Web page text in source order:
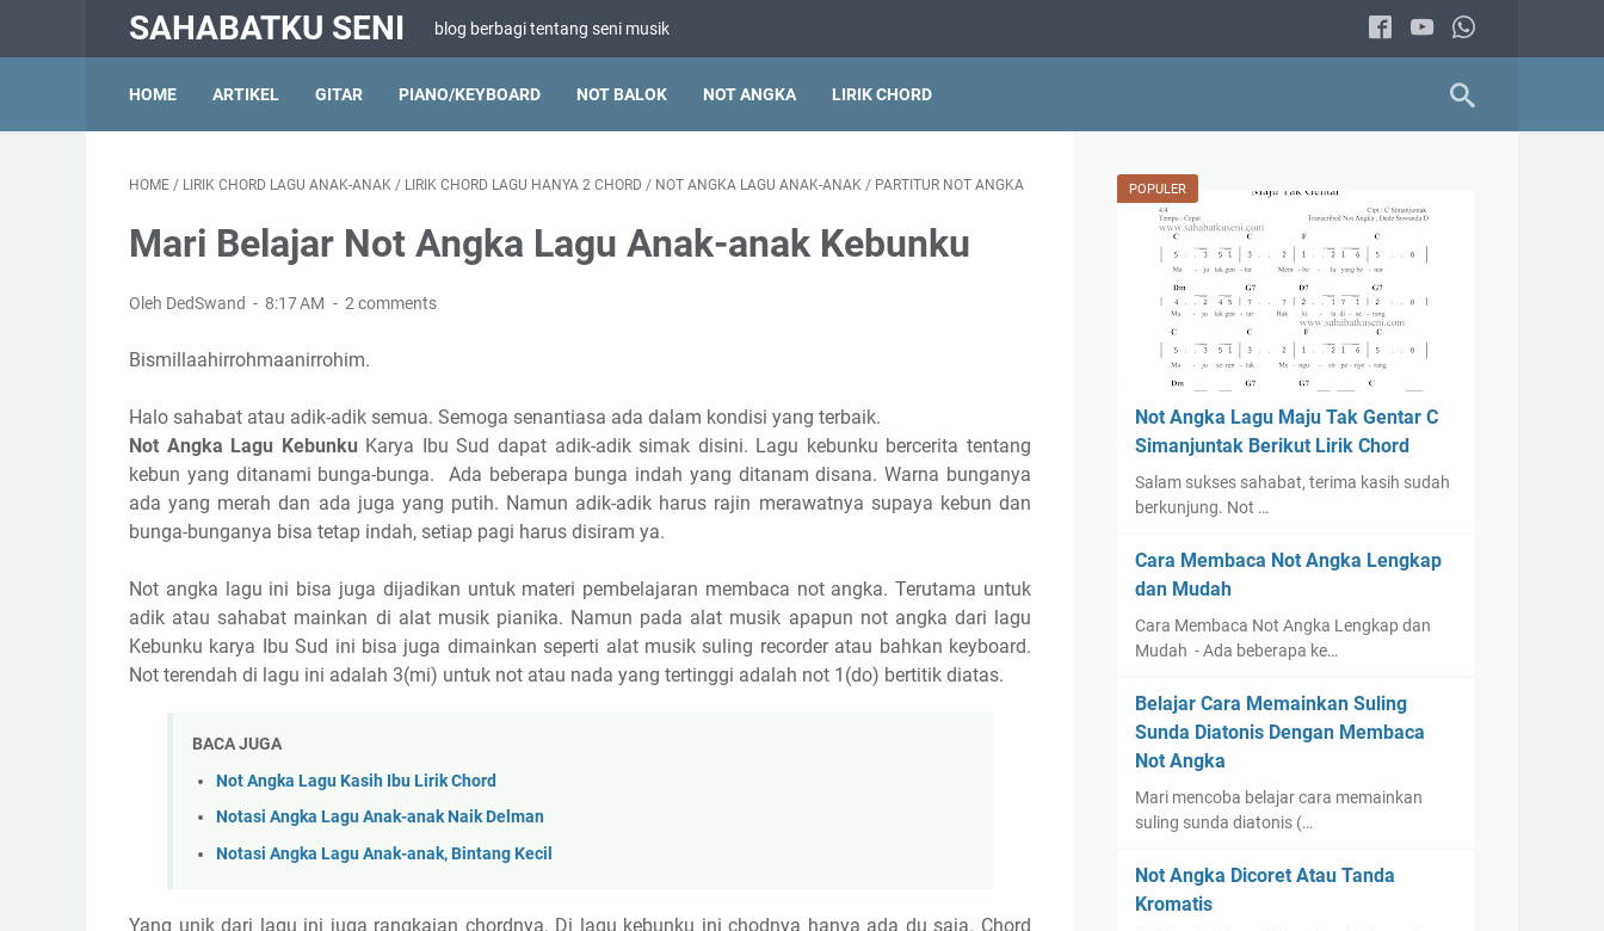
SAHABATKU SENI blog berbagi tentang seni musik
HOME ARTIKEL GITAR PIANO/KEYBOARD NOT BALOK NOT ANGKA LIRIK CHORD
HOME / LIRIK CHORD LAGU ANAK-ANAK / LIRIK CHORD LAGU HANYA 2 CHORD / NOT ANGKA LAGU ANAK-ANAK / PARTITUR NOT ANGKA
Mari Belajar Not Angka Lagu Anak-anak Kebunku
Oleh DedSwand 8:17 AM 2 comments
Bismillaahirrohmaanirrohim.
Halo sahabat atau adik-adik semua. Semoga senantiasa ada dalam kondisi yang terbaik.
Not Angka Lagu Kebunku Karya Ibu Sud dapat adik-adik simak disini. Lagu kebunku bercerita tentang
kebun yang ditanami bunga-bunga. Ada beberapa bunga indah yang ditanam disana. Warna bunganya
ada yang merah dan ada juga yang putih. Namun adik-adik harus rajin merawatnya supaya kebun dan
bunga-bunganya bisa tetap indah, setiap pagi harus disiram ya.
Not angka lagu ini bisa juga dijadikan untuk materi pembelajaran membaca not angka. Terutama untuk
adik atau sahabat mainkan di alat musik pianika. Namun pada alat musik apapun not angka dari lagu
Kebunku karya Ibu Sud ini bisa juga dimainkan seperti alat musik suling recorder atau bahkan keyboard.
Not terendah di lagu ini adalah 3(mi) untuk not atau nada yang tertinggi adalah not 1(do) bertitik diatas.
BACA JUGA
Not Angka Lagu Kasih Ibu Lirik Chord
Notasi Angka Lagu Anak-anak Naik Delman
Notasi Angka Lagu Anak-anak, Bintang Kecil
Yang unik dari lagu ini juga rangkaian chordnya. Di lagu kebunku ini chodnya hanya ada du saja. Chord
POPULER
Not Angka Lagu Maju Tak Gentar C
Simanjuntak Berikut Lirik Chord
Salam sukses sahabat, terima kasih sudah
berkunjung. Not …
Cara Membaca Not Angka Lengkap
dan Mudah
Cara Membaca Not Angka Lengkap dan
Mudah - Ada beberapa ke…
Belajar Cara Memainkan Suling
Sunda Diatonis Dengan Membaca
Not Angka
Mari mencoba belajar cara memainkan
suling sunda diatonis (…
Not Angka Dicoret Atau Tanda
Kromatis